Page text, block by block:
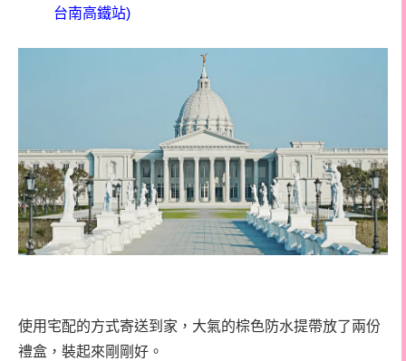
台南高鐵站)
使用宅配的方式寄送到家，大氣的棕色防水提帶放了兩份
禮盒，裝起來剛剛好。